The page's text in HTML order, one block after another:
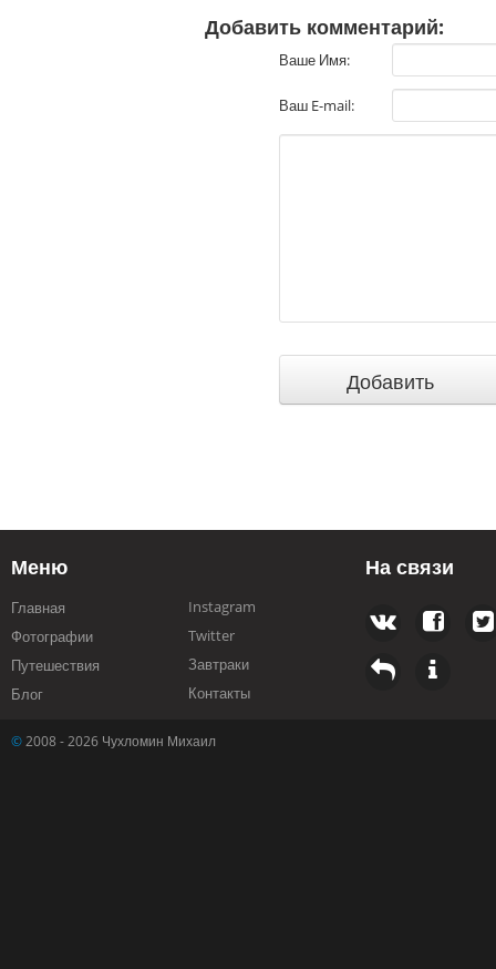
Добавить комментарий:
Ваше Имя:
Ваш E-mail:
Меню
Главная
Фотографии
Путешествия
Блог
Instagram
Twitter
Завтраки
Контакты
На связи
© 2008 - 2026 Чухломин Михаил